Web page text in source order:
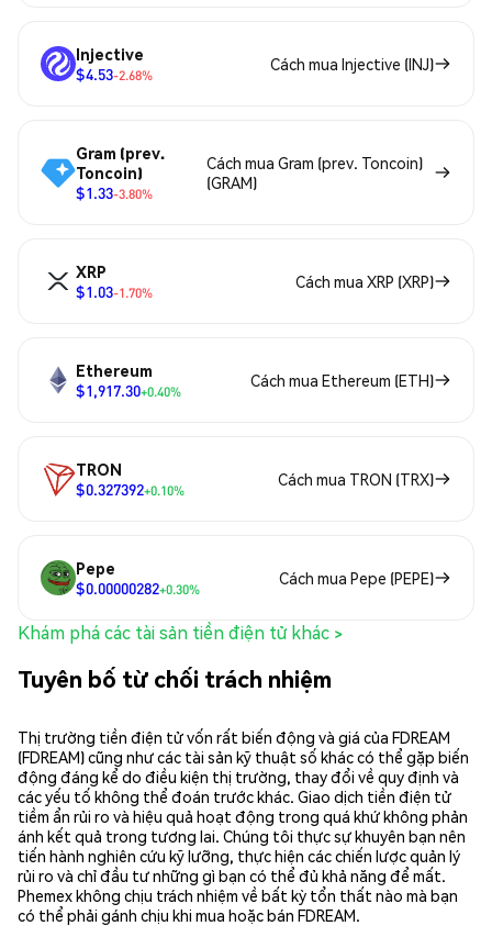
Injective
$4.53-2.68%
Cách mua Injective (INJ)
Gram (prev.
Toncoin)
$1.33-3.80%
Cách mua Gram (prev. Toncoin)
(GRAM)
XRP
$1.03-1.70%
Cách mua XRP (XRP)
Ethereum
$1,917.30+0.40%
Cách mua Ethereum (ETH)
TRON
$0.327392+0.10%
Cách mua TRON (TRX)
Pepe
$0.00000282+0.30%
Cách mua Pepe (PEPE)
Khám phá các tài sản tiền điện tử khác >
Tuyên bố từ chối trách nhiệm
Thị trường tiền điện tử vốn rất biến động và giá của FDREAM
(FDREAM) cũng như các tài sản kỹ thuật số khác có thể gặp biến
động đáng kể do điều kiện thị trường, thay đổi về quy định và
các yếu tố không thể đoán trước khác. Giao dịch tiền điện tử
tiềm ẩn rủi ro và hiệu quả hoạt động trong quá khứ không phản
ánh kết quả trong tương lai. Chúng tôi thực sự khuyên bạn nên
tiến hành nghiên cứu kỹ lưỡng, thực hiện các chiến lược quản lý
rủi ro và chỉ đầu tư những gì bạn có thể đủ khả năng để mất.
Phemex không chịu trách nhiệm về bất kỳ tổn thất nào mà bạn
có thể phải gánh chịu khi mua hoặc bán FDREAM.